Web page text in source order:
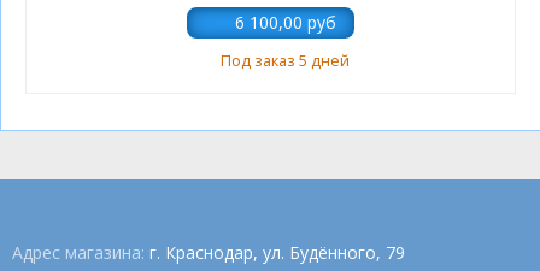
Под заказ 5 дней
Адрес магазина: г. Краснодар, ул. Будённого, 79